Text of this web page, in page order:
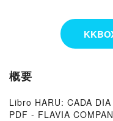
概要
Libro HARU: CADA
PDF - FLAVIA